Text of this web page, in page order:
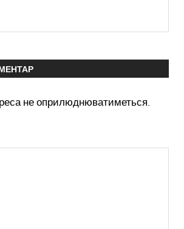
не оприлюднюватиметься.